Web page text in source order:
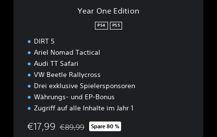
Year One Edition
PS4 PS5
DIRT 5
Ariel Nomad Tactical
Audi TT Safari
VW Beetle Rallycross
Drei exklusive Spielersponsoren
Währungs- und EP-Bonus
Zugriff auf alle Inhalte im Jahr 1
€17,99 Preisnachlass gegenüber dem Originalpreis von
€89,99 Spare 80 %